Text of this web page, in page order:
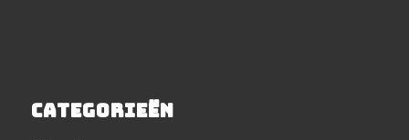
CATEGORIEËN